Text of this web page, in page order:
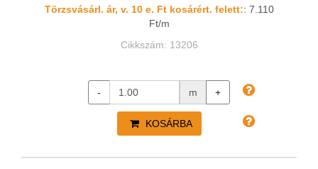
Törzsvásárl. ár, v. 10 e. Ft kosárért. felett:: 7.110
Ft/m
Cikkszám: 13206
- m +
KOSÁRBA